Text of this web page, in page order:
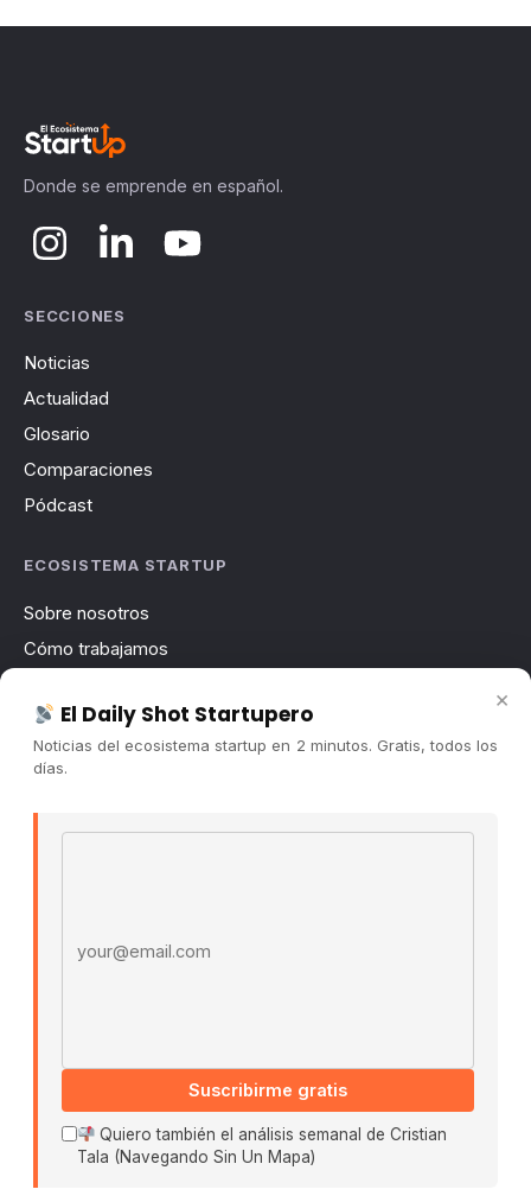
Donde se emprende en español.
SECCIONES
Noticias
Actualidad
Glosario
Comparaciones
Pódcast
ECOSISTEMA STARTUP
Sobre nosotros
Cómo trabajamos
Contacto
Publicidad
Es La Hora de Aprender ↗
Políticas De Privacidad · Términos De Uso
×
El Daily Shot Startupero
Noticias del ecosistema startup en 2 minutos. Gratis, todos los
días.
Suscribirme gratis
Quiero también el análisis semanal de Cristian
Tala (Navegando Sin Un Mapa)